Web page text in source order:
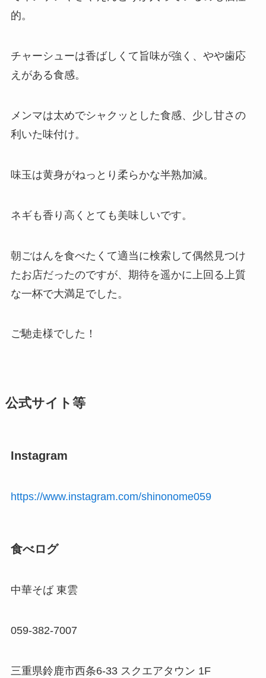
的。
チャーシューは香ばしくて旨味が強く、やや歯応
えがある食感。
メンマは太めでシャクッとした食感、少し甘さの
利いた味付け。
味玉は黄身がねっとり柔らかな半熟加減。
ネギも香り高くとても美味しいです。
朝ごはんを食べたくて適当に検索して偶然見つけ
たお店だったのですが、期待を遥かに上回る上質
な一杯で大満足でした。
ご馳走様でした！
公式サイト等
Instagram
https://www.instagram.com/shinonome059
食べログ
中華そば 東雲
059-382-7007
三重県鈴鹿市西条6-33 スクエアタウン 1F